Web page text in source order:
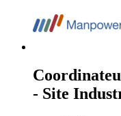
- Site